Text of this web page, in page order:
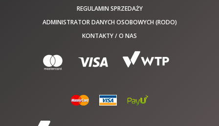
REGULAMIN SPRZEDAŻY
ADMINISTRATOR DANYCH OSOBOWYCH (RODO)
KONTAKTY / O NAS